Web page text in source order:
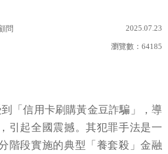
問 2025.07.23
瀏覽數： 64185
「信用卡刷購黃金豆詐騙」，導
引起全國震撼。其犯罪手法是一
階段實施的典型「養套殺」金融